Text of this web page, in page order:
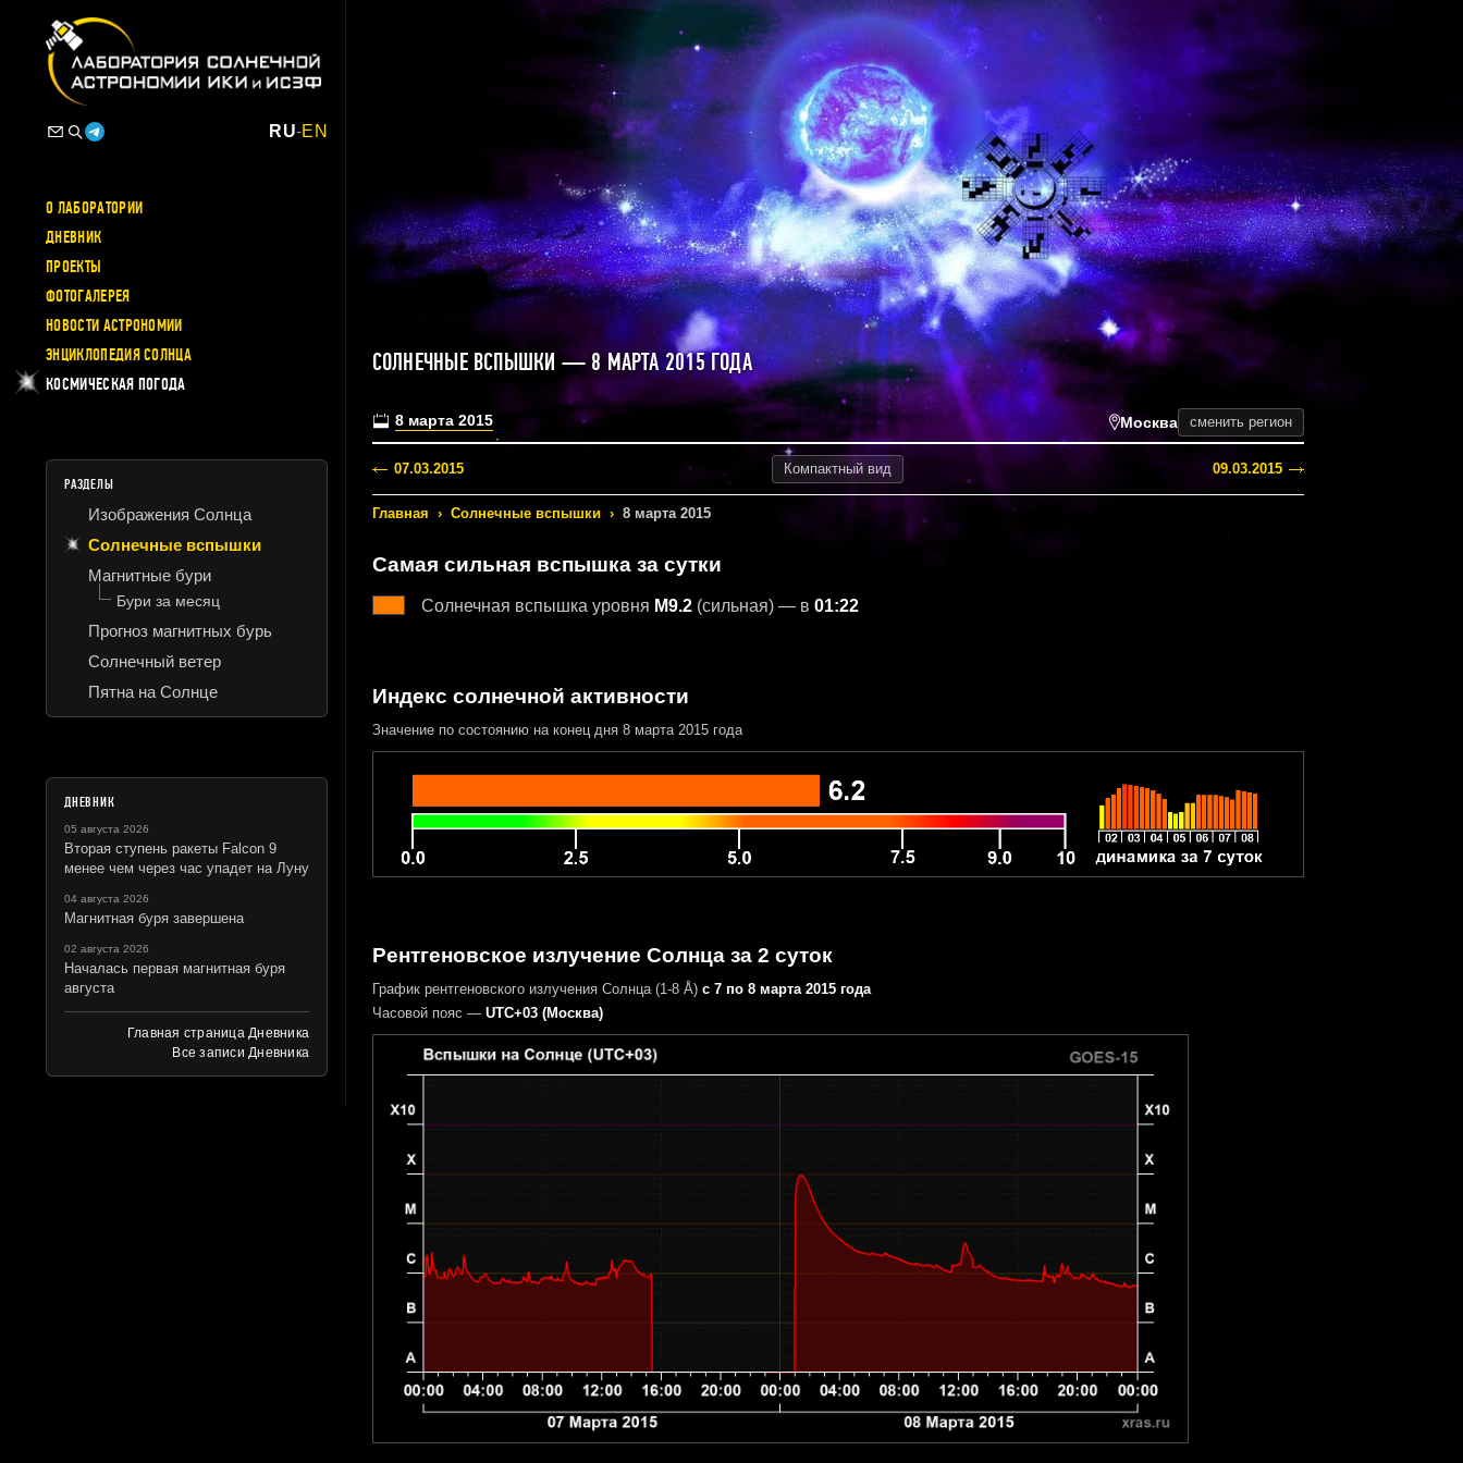
RU-EN
О ЛАБОРАТОРИИ
ДНЕВНИК
ПРОЕКТЫ
ФОТОГАЛЕРЕЯ
НОВОСТИ АСТРОНОМИИ
ЭНЦИКЛОПЕДИЯ СОЛНЦА
КОСМИЧЕСКАЯ ПОГОДА
РАЗДЕЛЫ
Изображения Солнца
Солнечные вспышки
Магнитные бури
Бури за месяц
Прогноз магнитных бурь
Солнечный ветер
Пятна на Солнце
ДНЕВНИК
05 августа 2026
Вторая ступень ракеты Falcon 9
менее чем через час упадет на Луну
04 августа 2026
Магнитная буря завершена
02 августа 2026
Началась первая магнитная буря
августа
Главная страница Дневника
Все записи Дневника
СОЛНЕЧНЫЕ ВСПЫШКИ — 8 МАРТА 2015 ГОДА
8 марта 2015 Москва сменить регион
07.03.2015 Компактный вид 09.03.2015
Главная › Солнечные вспышки › 8 марта 2015
Самая сильная вспышка за сутки
Солнечная вспышка уровня M9.2(сильная) — в 01:22
Индекс солнечной активности
Значение по состоянию на конец дня 8 марта 2015 года
Рентгеновское излучение Солнца за 2 суток
График рентгеновского излучения Солнца (1-8 Å) с 7 по 8 марта 2015 года
Часовой пояс — UTC+03 (Москва)